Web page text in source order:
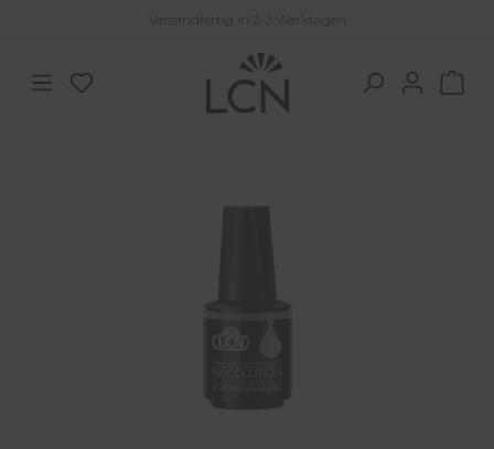
Zum Hauptinhalt springenVersandfertig in 2-3 Werktagen
Du hast 0 Produkte auf dem Merkzettel